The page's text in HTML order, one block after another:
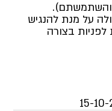
והשתמשתם).
על מנת להנגיש
בצורה